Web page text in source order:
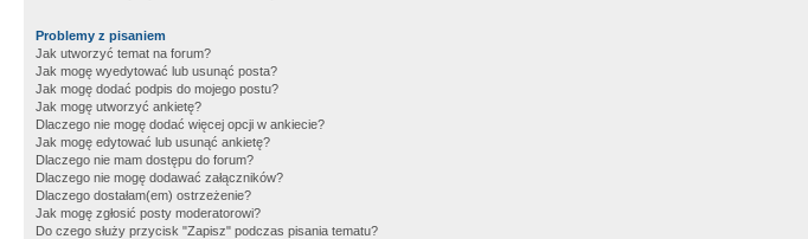
Problemy z pisaniem
Jak utworzyć temat na forum?
Jak mogę wyedytować lub usunąć posta?
Jak mogę dodać podpis do mojego postu?
Jak mogę utworzyć ankietę?
Dlaczego nie mogę dodać więcej opcji w ankiecie?
Jak mogę edytować lub usunąć ankietę?
Dlaczego nie mam dostępu do forum?
Dlaczego nie mogę dodawać załączników?
Dlaczego dostałam(em) ostrzeżenie?
Jak mogę zgłosić posty moderatorowi?
Do czego służy przycisk "Zapisz" podczas pisania tematu?